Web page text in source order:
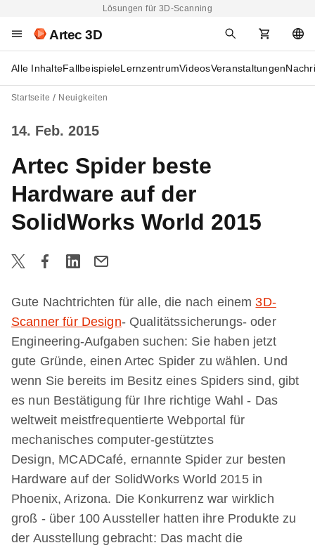
Lösungen für 3D-Scanning
Artec 3D
Alle InhalteFallbeispieleLernzentrumVideosVeranstaltungen
Startseite Neuigkeiten
14. Feb. 2015
Artec Spider beste
Hardware auf der
SolidWorks World 2015
Gute Nachtrichten für alle, die nach einem3D-
Scanner für Design- Qualitätssicherungs- oder
Engineering-Aufgaben suchen: Sie haben jetzt
gute Gründe, einen Artec Spider zu wählen. Und
wenn Sie bereits im Besitz eines Spiders sind, gibt
es nun Bestätigung für Ihre richtige Wahl - Das
weltweit meistfrequentierte Webportal für
mechanisches computer-gestütztes
Design, MCADCafé, ernannte Spider zur besten
Hardware auf der SolidWorks World 2015 in
Phoenix, Arizona. Die Konkurrenz war wirklich
groß - über 100 Aussteller hatten ihre Produkte zu
der Ausstellung gebracht: Das macht die